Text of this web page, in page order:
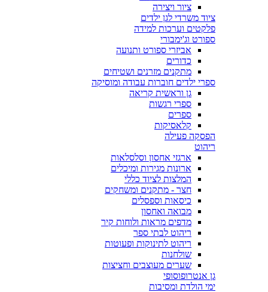
ציור ויצירה
ציוד משרדי לגן ילדים
פלקטים וערכות למידה
ספורט וג'ימבורי
אביזרי ספורט ותנועה
כדורים
מתקנים מזרנים ושטיחים
ספרי ילדים חוברות עבודה ומוסיקה
גן וראשית קריאה
ספרי רגשות
ספרים
קלאסיקות
הפסקה פעילה
ריהוט
ארגזי אחסון וסלסלאות
ארונות מגירות ומיכלים
המלצות לציוד כללי
חצר - מתקנים ומשחקים
כיסאות וספסלים
מבואה ואחסון
מדפים מראות ולוחות קיר
ריהוט לבתי ספר
ריהוט לתינוקות ופעוטות
שולחנות
שערים מעוצבים וחציצות
גן אנטרופוסופי
ימי הולדת ומסיבות